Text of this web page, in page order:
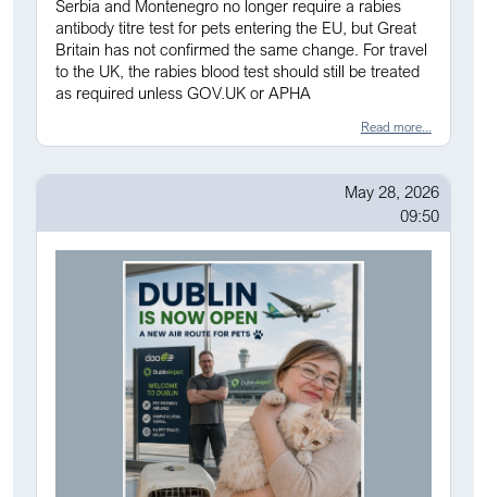
Serbia and Montenegro no longer require a rabies
antibody titre test for pets entering the EU, but Great
Britain has not confirmed the same change. For travel
to the UK, the rabies blood test should still be treated
as required unless GOV.UK or APHA
Read more...
May 28, 2026
09:50